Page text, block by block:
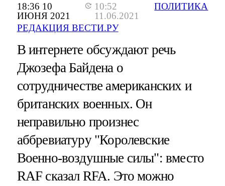
18:36 10
ИЮНЯ 2021
10:52
11.06.2021
РЕДАКЦИЯ ВЕСТИ.РУ
ПОЛИТИКА
В интернете обсуждают речь
Джозефа Байдена о
сотрудничестве американских и
британских военных. Он
неправильно произнес
аббревиатуру "Королевские
Военно-воздушные силы": вместо
RAF сказал RFA. Это можно